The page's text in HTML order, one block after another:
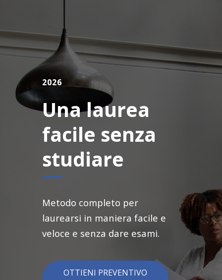
2026
Una laurea
facile senza
studiare
Metodo completo per
laurearsi in maniera facile e
veloce e senza dare esami.
OTTIENI PREVENTIVO